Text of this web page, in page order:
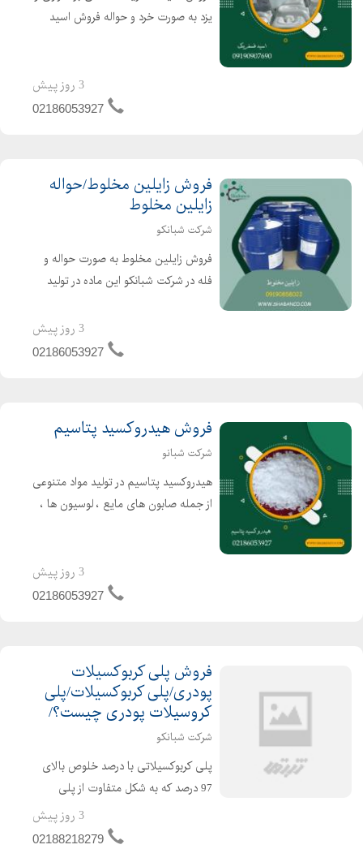
یزد به صورت خرد و حواله فروش اسید
و موجودی بار با شماره های زیر تماس
3 روز پیش
02186053927
فروش زایلین مخلوط/حواله
زایلین مخلوط
شرکت شبانکو
فروش زایلین مخلوط به صورت حواله و
فله در شرکت شبانکو این ماده در تولید
استفاده قرار می گیرد. کارشناس
فروش:مرادی شماره ثابت:09190858022
3 روز پیش
02186053927
فروش هیدروکسید پتاسیم
شرکت شبانو
هیدروکسید پتاسیم در تولید مواد متنوعی
از جمله صابون های مایع ، لوسیون ها ،
شود.هیدروکسید پتاسیم در تولید کودهای
گرید کشاورزی استفاده می ...
3 روز پیش
02186053927
فروش پلی کربوکسیلات
پودری/پلی کربوکسیلات/پلی
کروسیلات پودری چیست؟/
شرکت شبانکو
پلی کربوکسیلاتی با درصد خلوص بالای
97 درصد که به شکل متفاوت از پلی
کربوکسیلات مایع رایج،تولید می شود.
این پلی کربوکسیلات وارداتی بوده و برای
3 روز پیش
02188218279